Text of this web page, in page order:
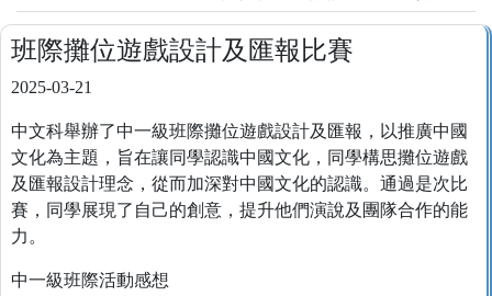
班際攤位遊戲設計及匯報比賽
2025-03-21
中文科舉辦了中一級班際攤位遊戲設計及匯報，以推廣中國
文化為主題，旨在讓同學認識中國文化，同學構思攤位遊戲
及匯報設計理念，從而加深對中國文化的認識。通過是次比
賽，同學展現了自己的創意，提升他們演說及團隊合作的能
力。
中一級班際活動感想